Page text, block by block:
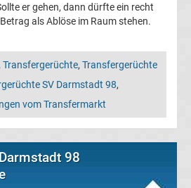
er gehen, dann dürfte ein recht
als Ablöse im Raum stehen.
Transfergerüchte, Transfergerüchte
SV Darmstadt 98,
vom Transfermarkt
98